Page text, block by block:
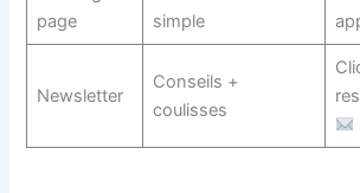
page
simple
Newsletter
Conseils +
coulisses